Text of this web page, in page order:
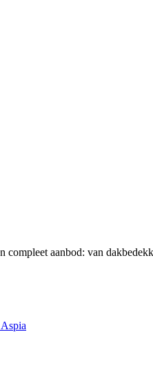
aanbod: van
Aspia